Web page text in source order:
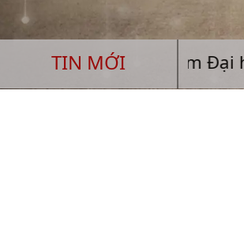
TIN MỚI
trước thềm Đại hội X